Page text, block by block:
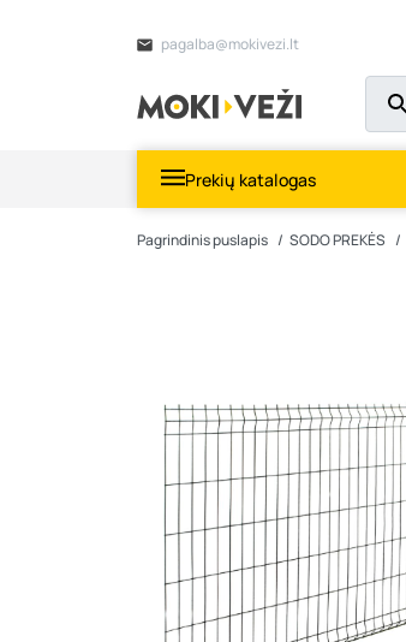
pagalba@mokivezi.lt
Prekių katalogas
Pagrindinis puslapis SODO PREKĖS